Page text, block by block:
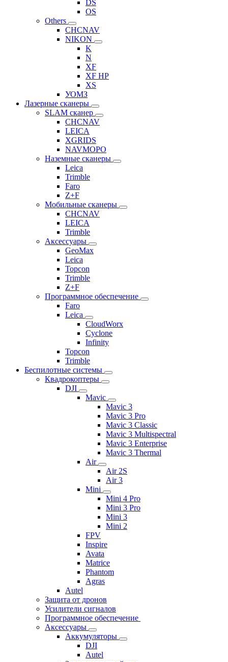
DS
OS
Others
CHCNAV
NIKON
K
N
XF
XF HP
XS
УОМЗ
Лазерные сканеры
SLAM сканер
CHCNAV
LEICA
XGRIDS
NAVMOPO
Наземные сканеры
Leica
Trimble
Faro
Z+F
Мобильные сканеры
CHCNAV
LEICA
Trimble
Аксессуары
GeoMax
Leica
Topcon
Trimble
Z+F
Программное обеспечение
Faro
Leica
CloudWorx
Cyclone
Infinity
Topcon
Trimble
Беспилотные системы
Квадрокоптеры
DJI
Mavic
Mavic 3
Mavic 3 Pro
Mavic 3 Classic
Mavic 3 Multispectral
Mavic 3 Enterprise
Mavic 3 Thermal
Air
Air 2S
Air 3
Mini
Mini 4 Pro
Mini 3 Pro
Mini 3
Mini 2
FPV
Inspire
Avata
Matrice
Phantom
Agras
Autel
Защита от дронов
Усилители сигналов
Программное обеспечение
Аксессуары
Аккумуляторы
DJI
Autel